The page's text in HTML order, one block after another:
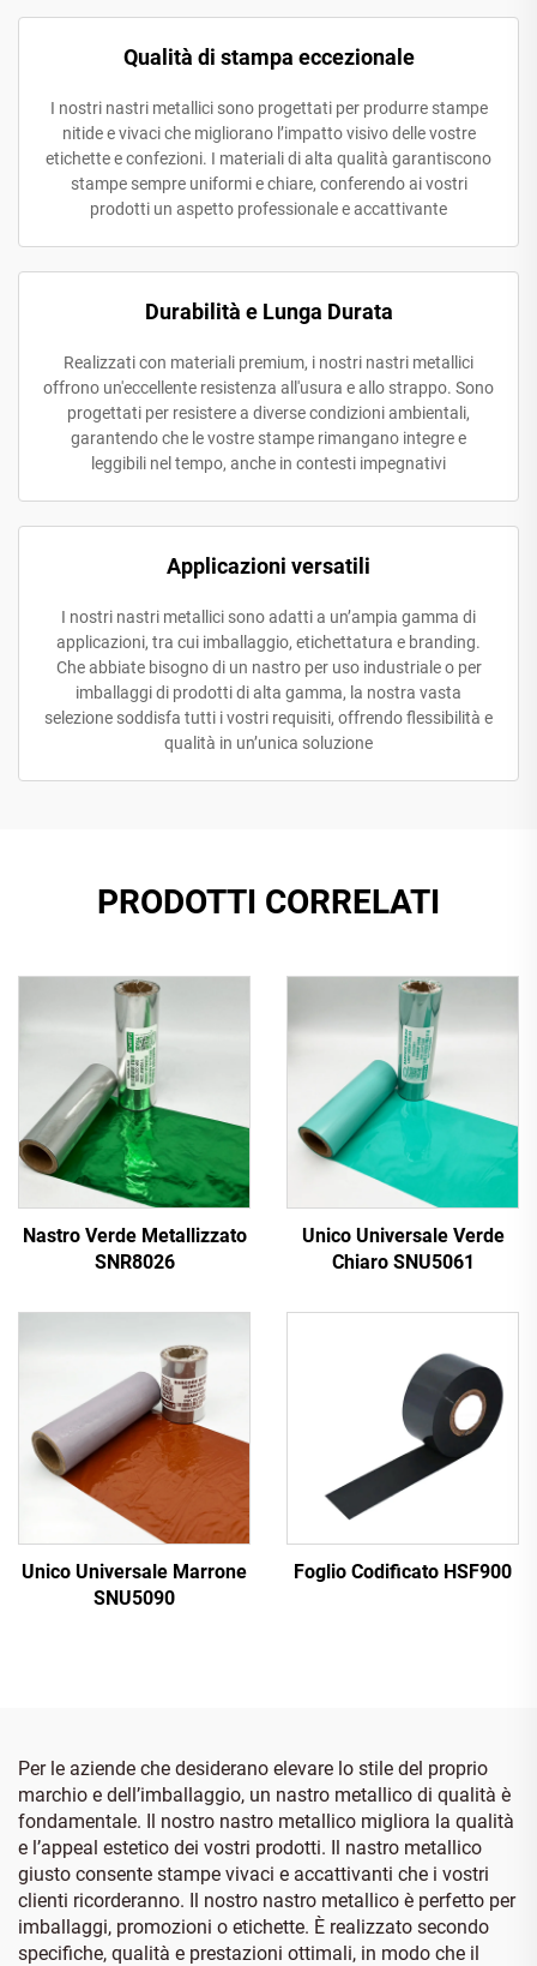
Qualità di stampa eccezionale
I nostri nastri metallici sono progettati per produrre stampe
nitide e vivaci che migliorano l’impatto visivo delle vostre
etichette e confezioni. I materiali di alta qualità garantiscono
stampe sempre uniformi e chiare, conferendo ai vostri
prodotti un aspetto professionale e accattivante
Durabilità e Lunga Durata
Realizzati con materiali premium, i nostri nastri metallici
offrono un'eccellente resistenza all'usura e allo strappo. Sono
progettati per resistere a diverse condizioni ambientali,
garantendo che le vostre stampe rimangano integre e
leggibili nel tempo, anche in contesti impegnativi
Applicazioni versatili
I nostri nastri metallici sono adatti a un’ampia gamma di
applicazioni, tra cui imballaggio, etichettatura e branding.
Che abbiate bisogno di un nastro per uso industriale o per
imballaggi di prodotti di alta gamma, la nostra vasta
selezione soddisfa tutti i vostri requisiti, offrendo flessibilità e
qualità in un’unica soluzione
PRODOTTI CORRELATI
Nastro Verde Metallizzato
SNR8026
Unico Universale Verde
Chiaro SNU5061
Unico Universale Marrone
SNU5090
Foglio Codificato HSF900
Per le aziende che desiderano elevare lo stile del proprio
marchio e dell’imballaggio, un nastro metallico di qualità è
fondamentale. Il nostro nastro metallico migliora la qualità
e l’appeal estetico dei vostri prodotti. Il nastro metallico
giusto consente stampe vivaci e accattivanti che i vostri
clienti ricorderanno. Il nostro nastro metallico è perfetto per
imballaggi, promozioni o etichette. È realizzato secondo
specifiche, qualità e prestazioni ottimali, in modo che il